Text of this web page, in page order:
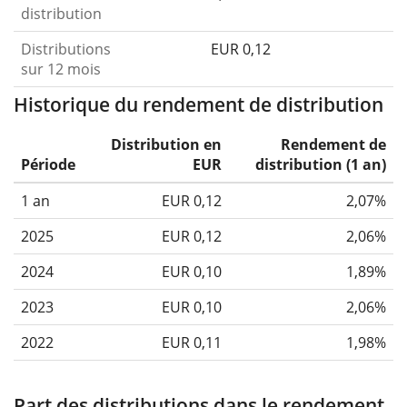
distribution
Distributions
sur 12 mois
EUR 0,12
Historique du rendement de distribution
Période
Distribution en
EUR
Rendement de
distribution (1 an)
1 an
EUR 0,12
2,07%
2025
EUR 0,12
2,06%
2024
EUR 0,10
1,89%
2023
EUR 0,10
2,06%
2022
EUR 0,11 1,98%